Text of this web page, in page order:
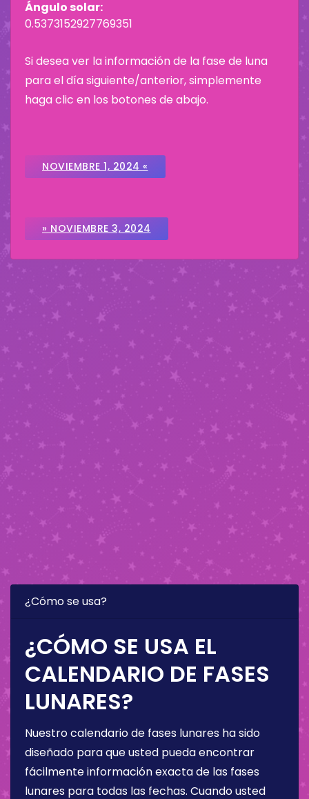
Ángulo solar:
0.5373152927769351
Si desea ver la información de la fase de luna
para el día siguiente/anterior, simplemente
haga clic en los botones de abajo.
NOVIEMBRE 1, 2024 «
» NOVIEMBRE 3, 2024
¿Cómo se usa?
¿CÓMO SE USA EL
CALENDARIO DE FASES
LUNARES?
Nuestro calendario de fases lunares ha sido
diseñado para que usted pueda encontrar
fácilmente información exacta de las fases
lunares para todas las fechas. Cuando usted